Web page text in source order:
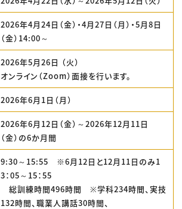
2026年4月24日（金）・4月27日（月）・5月8日
（金）14:00～
2026年5月26日 （火）
オンライン（Zoom）面接を行います。
2026年6月1日（月）
2026年6月12日（金）～2026年12月11日
（金）の6か月間
9:30～15:55 ※6月12日と12月11日のみ1
3：05～15：55
総訓練時間496時間 ※学科234時間、実技
132時間、職業人講話30時間、